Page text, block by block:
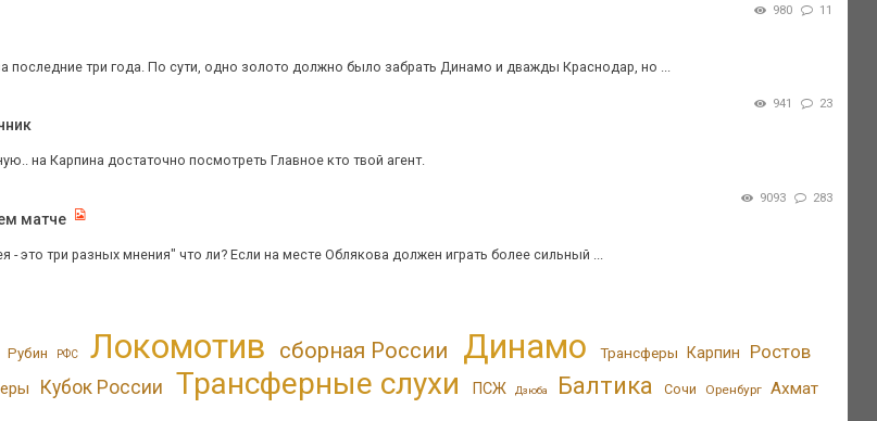
980 11
три года. По сути, одно золото должно было забрать Динамо и дважды Краснодар, но ...
941 23
на Карпина достаточно посмотреть Главное кто твой агент.
9093 283
матче
- это три разных мнения" что ли? Если на месте Облякова должен играть более сильный ...
Рубин РФС Локомотив сборная России Динамо Трансферы Карпин Ростов
Кубок России Трансферные слухи ПСЖ Дзюба Балтика Сочи Оренбург Ахмат